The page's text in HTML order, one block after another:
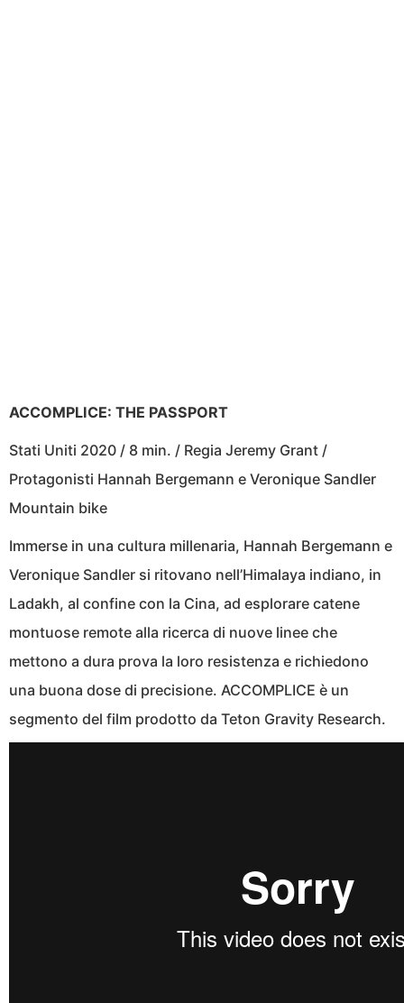
ACCOMPLICE: THE PASSPORT
Stati Uniti 2020 / 8 min. / Regia Jeremy Grant /
Protagonisti Hannah Bergemann e Veronique Sandler
Mountain bike
Immerse in una cultura millenaria, Hannah Bergemann e
Veronique Sandler si ritovano nell’Himalaya indiano, in
Ladakh, al confine con la Cina, ad esplorare catene
montuose remote alla ricerca di nuove linee che
mettono a dura prova la loro resistenza e richiedono
una buona dose di precisione. ACCOMPLICE è un
segmento del film prodotto da Teton Gravity Research.